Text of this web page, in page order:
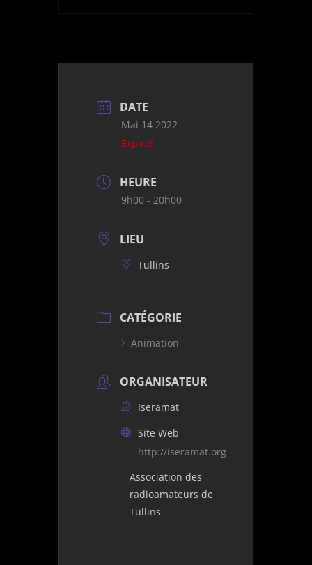
DATE
Mai 14 2022
Expiré!
HEURE
9h00 - 20h00
LIEU
Tullins
CATÉGORIE
Animation
ORGANISATEUR
Iseramat
Site Web
http://iseramat.org
Association des
radioamateurs de
Tullins